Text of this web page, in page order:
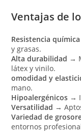
Ventajas de
Resistencia
y grasas.
Alta durabilidad →
látex y vinilo.
omodidad y
mano.
Hipoalergénicos →
Versatilidad →
Variedad de
entornos